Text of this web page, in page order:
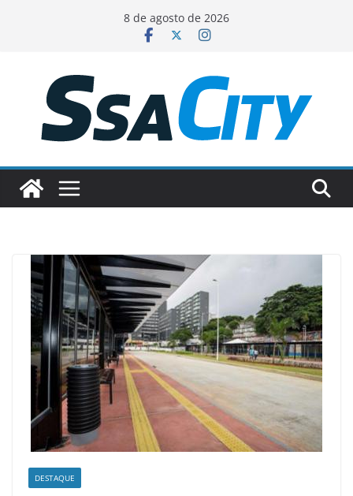
conteúdo
8 de agosto de 2026
DESTAQUE